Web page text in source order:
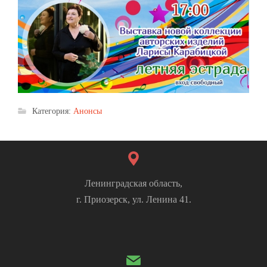
Категория: Анонсы
Ленинградская область,
г. Приозерск, ул. Ленина 41.